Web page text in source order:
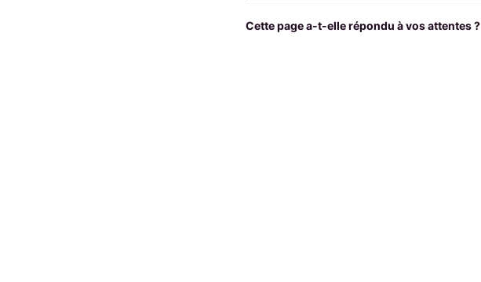
Cette page a-t-elle répondu à vos attentes ?